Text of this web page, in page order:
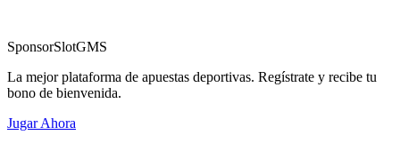
SponsorSlotGMS
La mejor plataforma de apuestas deportivas. Regístrate y recibe tu
bono de bienvenida.
Jugar Ahora